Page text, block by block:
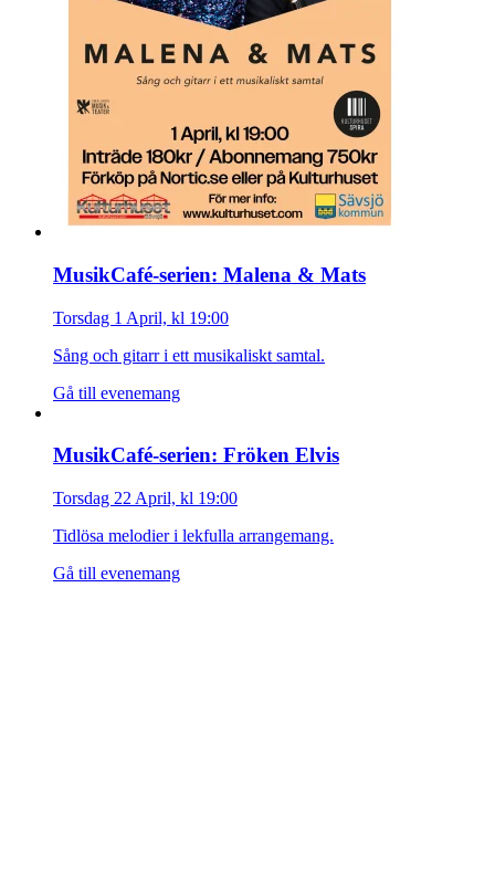
MusikCafé-serien: Malena & Mats
Torsdag 1 April, kl 19:00
Sång och gitarr i ett musikaliskt samtal.
Gå till evenemang
MusikCafé-serien: Fröken Elvis
Torsdag 22 April, kl 19:00
Tidlösa melodier i lekfulla arrangemang.
Gå till evenemang